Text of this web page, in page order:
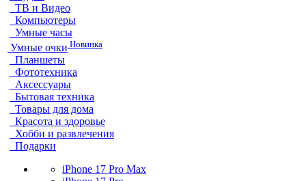
ТВ и Видео
Компьютеры
Умные часы
Умные очки Новинка
Планшеты
Фототехника
Аксессуары
Бытовая техника
Товары для дома
Красота и здоровье
Хобби и развлечения
Подарки
iPhone 17 Pro Max